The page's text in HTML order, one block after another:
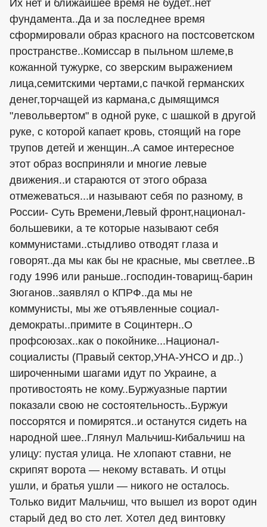
Их нет и ближайшее время не будет..нет
фундамента..Да и за последнее время
сформировали образ красного на постсоветском
пространстве..Комиссар в пыльном шлеме,в
кожанной тужурке, со зверским выражением
лица,семитскими чертами,с пачкой германских
денег,торчащей из кармана,с дымящимся
"левольвертом" в одной руке, с шашкой в другой
руке, с которой капает кровь, стоящий на горе
трупов детей и женщин..А самое интересное
этот образ восприняли и многие левые
движения..и стараются от этого образа
отмежеваться...и называют себя по разному, в
России- Суть Времени,Левый фронт,национал-
большевики, а те которые называют себя
коммунистами..стыдливо отводят глаза и
говорят..да мы как бы не красные, мы светлее..В
году 1996 или раньше..господин-товарищ-барин
Зюганов..заявлял о КПРФ..да мы не
коммунисты, мы же отъявленные социал-
демократы..примите в Социнтерн..О
профсоюзах..как о покойнике...Национал-
социалисты (Правый сектор,УНА-УНСО и др..)
широченными шагами идут по Украине, а
противостоять не кому..Буржуазные партии
показали свою не состоятельность..Буржуи
поссорятся и помирятся..и останутся сидеть на
народной шее..Глянул Мальчиш-Кибальчиш на
улицу: пустая улица. Не хлопают ставни, не
скрипят ворота — некому вставать. И отцы
ушли, и братья ушли — никого не осталось.
Только видит Мальчиш, что вышел из ворот один
старый дед во сто лет. Хотел дед винтовку